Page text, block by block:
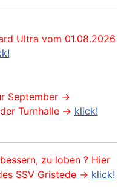
Ultra vom 01.08.2026
September ->
Turnhalle -> klick!
zu loben ? Hier
SSV Gristede -> klick!